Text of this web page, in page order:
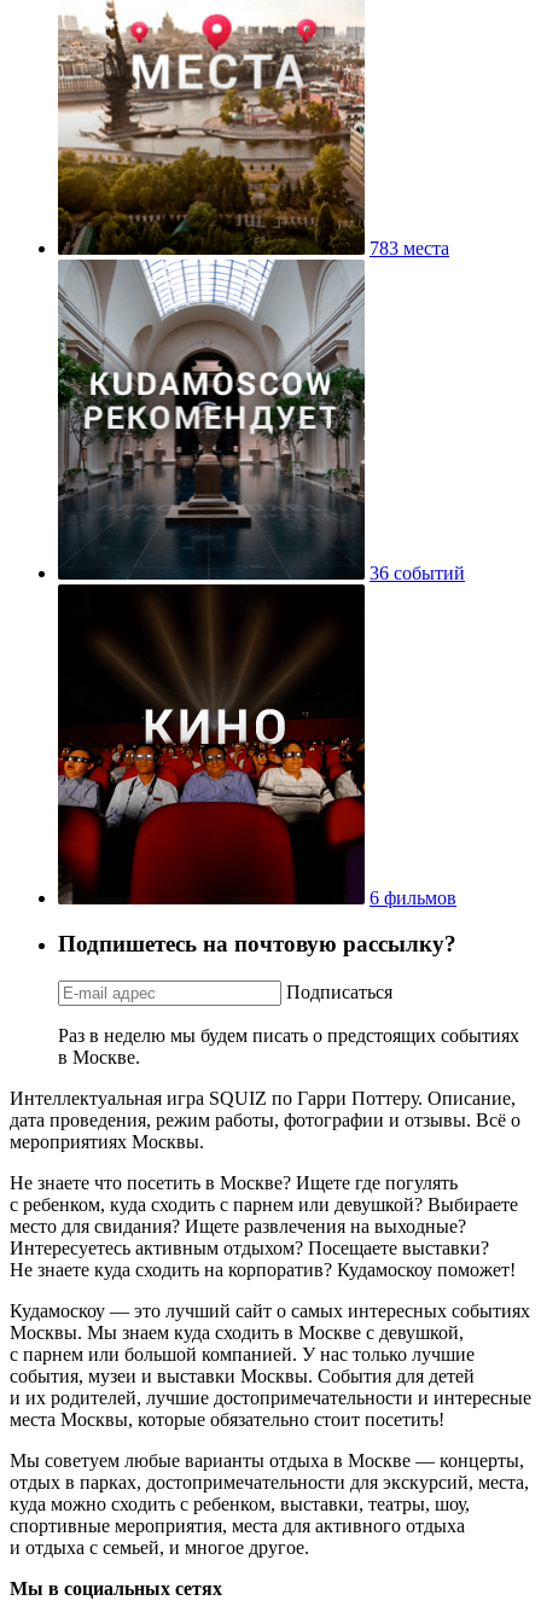
783 места
36 событий
6 фильмов
Подпишетесь на почтовую рассылку?
Подписаться
Раз в неделю мы будем писать о предстоящих событиях
в Москве.
Интеллектуальная игра SQUIZ по Гарри Поттеру. Описание,
дата проведения, режим работы, фотографии и отзывы. Всё о
мероприятиях Москвы.
Не знаете что посетить в Москве? Ищете где погулять
с ребенком, куда сходить с парнем или девушкой? Выбираете
место для свидания? Ищете развлечения на выходные?
Интересуетесь активным отдыхом? Посещаете выставки?
Не знаете куда сходить на корпоратив? Кудамоскоу поможет!
Кудамоскоу — это лучший сайт о самых интересных событиях
Москвы. Мы знаем куда сходить в Москве с девушкой,
с парнем или большой компанией. У нас только лучшие
события, музеи и выставки Москвы. События для детей
и их родителей, лучшие достопримечательности и интересные
места Москвы, которые обязательно стоит посетить!
Мы советуем любые варианты отдыха в Москве — концерты,
отдых в парках, достопримечательности для экскурсий, места,
куда можно сходить с ребенком, выставки, театры, шоу,
спортивные мероприятия, места для активного отдыха
и отдыха с семьей, и многое другое.
Мы в социальных сетях